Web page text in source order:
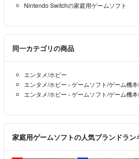
Nintendo Switchの家庭用ゲームソフト
同一カテゴリの商品
エンタメ/ホビー
エンタメ/ホビー › ゲームソフト/ゲーム機
エンタメ/ホビー › ゲームソフト/ゲーム機
家庭用ゲームソフトの人気ブランドラン